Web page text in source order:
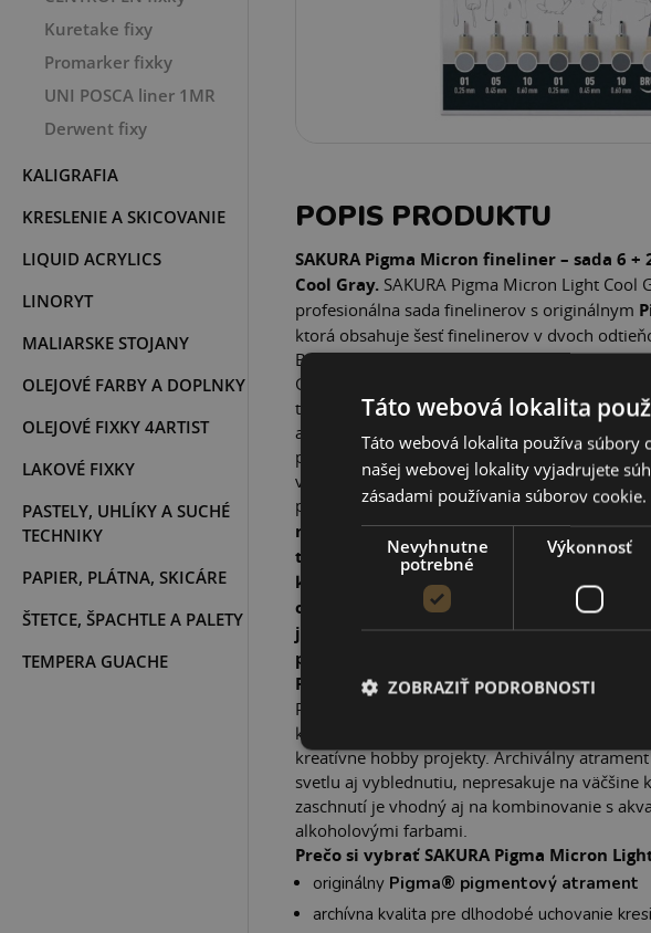
Kuretake fixy
Promarker fixky
UNI POSCA liner 1MR
Derwent fixy
KALIGRAFIA
KRESLENIE A SKICOVANIE
LIQUID ACRYLICS
LINORYT
MALIARSKE STOJANY
OLEJOVÉ FARBY A DOPLNKY
OLEJOVÉ FIXKY 4ARTIST
LAKOVÉ FIXKY
PASTELY, UHLÍKY A SUCHÉ
TECHNIKY
PAPIER, PLÁTNA, SKICÁRE
ŠTETCE, ŠPACHTLE A PALETY
TEMPERA GUACHE
POPIS PRODUKTU
SAKURA Pigma Micron fineliner – sada 6 +
Cool Gray. SAKURA Pigma Micron Light Cool
profesionálna sada finelinerov s originálnym
ktorá obsahuje šesť finelinerov v dvoch
Brush Peny. Kombinácia svetlosivých (Light
Gray) odtieňov umožňuje vytvárať jemné
tieňovanie a precízne ilustrácie. Sakura
atrament už v roku 1982 ako prvý atrament
pigment a vodnú bázu. Vďaka tomu ponúka
vodeodolnosť a archívnu kvalitu, ktorá
podpisy po mnoho rokov.Finelinery Pigma
medzi ilustrátormi, architektmi,
tvorcami manga, Zentangle®, bullet
kreslenia. Vďaka kombinácii rôznych
odtieňov sivej a štetcových pier môžete
jemné línie, plynulé prechody aj
praktickej sade.
Profesionálna sada pre kresbu a
Pigma Micron je ideálny na technické
komiksy, grafiku, ručné písmo, podpisovanie
kreatívne hobby projekty. Archiválny
svetlu aj vyblednutiu, nepresakuje na väčšine
zaschnutí je vhodný aj na kombinovanie s
alkoholovými farbami.
Prečo si vybrať SAKURA Pigma Micron
originálny Pigma® pigmentový atrament
archívna kvalita pre dlhodobé uchovanie
Táto webová lokalita
Táto webová lokalita používa súbory
našej webovej lokality vyjadrujete
zásadami používania súborov cookie.
Nevyhnutne
potrebné
Výkonnosť
ZOBRAZIŤ PODROBNOSTI